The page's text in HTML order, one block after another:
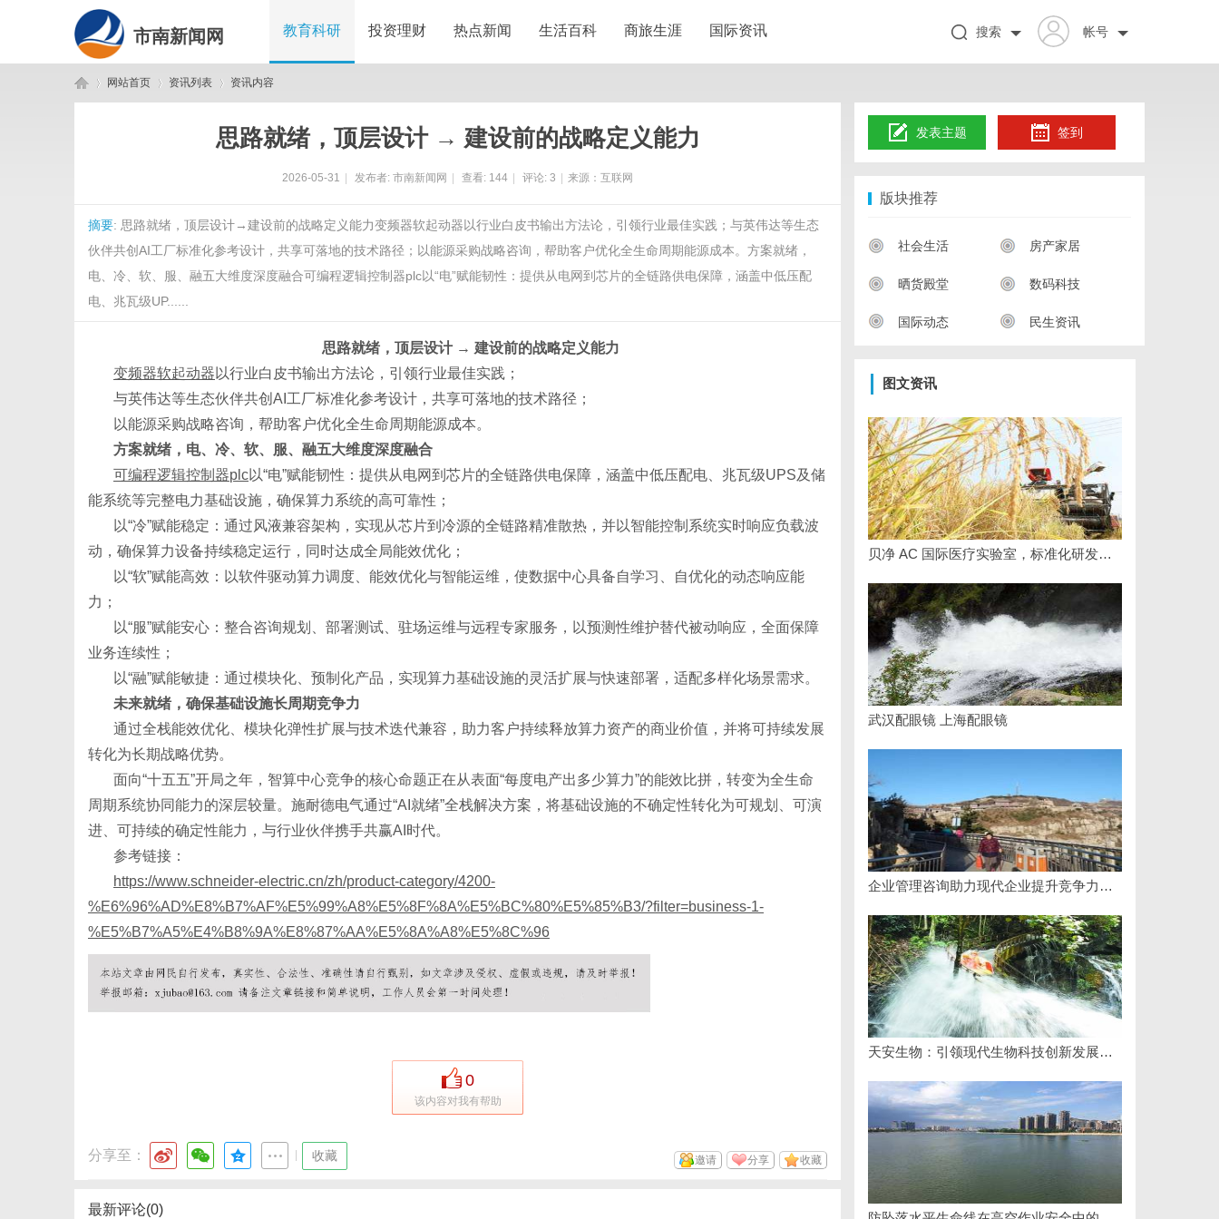
市南新闻网 教育科研 投资理财 热点新闻 生活百科 商旅生涯 国际资讯 帐号
搜索
网站首页 资讯列表 资讯内容
思路就绪，顶层设计 → 建设前的战略定义能力
2026-05-31 发布者: 市南新闻网 查看: 144 评论: 3 来源：互联网
摘要: 思路就绪，顶层设计→建设前的战略定义能力变频器软起动器以行业白皮书输出方法论，引领行业最佳实践；与英伟达等生态
伙伴共创AI工厂标准化参考设计，共享可落地的技术路径；以能源采购战略咨询，帮助客户优化全生命周期能源成本。方案就绪，
电、冷、软、服、融五大维度深度融合可编程逻辑控制器plc以“电”赋能韧性：提供从电网到芯片的全链路供电保障，涵盖中低压配
电、兆瓦级UP......
思路就绪，顶层设计 → 建设前的战略定义能力
变频器软起动器 以行业白皮书输出方法论，引领行业最佳实践；
与英伟达等生态伙伴共创 AI工厂标准化参考设计，共享可落地的技术路径；
以能源采购战略咨询，帮助客户优化全生命周期能源成本。
方案就绪，电、冷、软、服、融五大维度深度融合
可编程逻辑控制器plc以“电”赋能韧性：提供从电网到芯片的全链路供电保障，涵盖中低压配电、兆瓦级UPS及储
能系统等完整电力基础设施，确保算力系统的高可靠性；
以“冷”赋能稳定：通过风液兼容架构，实现从芯片到冷源的全链路精准散热，并以智能控制系统实时响应负载波
动，确保算力设备持续稳定运行，同时达成全局能效优化；
以“软”赋能高效：以软件驱动算力调度、能效优化与智能运维，使数据中心具备自学习、自优化的动态响应能
力；
以“服”赋能安心：整合咨询规划、部署测试、驻场运维与远程专家服务，以预测性维护替代被动响应，全面保障
业务连续性；
以“融”赋能敏捷：通过模块化、预制化产品，实现算力基础设施的灵活扩展与快速部署，适配多样化场景需求。
未来就绪，确保基础设施长周期竞争力
通过全栈能效优化、模块化弹性扩展与技术迭代兼容，助力客户持续释放算力资产的商业价值，并将可持续发展
转化为长期战略优势。
面向“十五五”开局之年，智算中心竞争的核心命题正在从表面“每度电产出多少算力”的能效比拼，转变为全生命
周期系统协同能力的深层较量。施耐德电气通过“AI就绪”全栈解决方案，将基础设施的不确定性转化为可规划、可演
进、可持续的确定性能力，与行业伙伴携手共赢AI时代。
参考链接：
https://www.schneider-electric.cn/zh/product-category/4200-
%E6%96%AD%E8%B7%AF%E5%99%A8%E5%8F%8A%E5%BC%80%E5%85%B3/?filter=business-1-
%E5%B7%A5%E4%B8%9A%E8%87%AA%E5%8A%A8%E5%8C%96
0
该内容对我有帮助
分享至： 收藏 收藏
分享
邀请
最新评论(0)
发表主题 签到
版块推荐
社会生活 房产家居
晒货殿堂 数码科技
国际动态 民生资讯
图文资讯
贝净 AC 国际医疗实验室，标准化研发体系全解析
武汉配眼镜 上海配眼镜
企业管理咨询助力现代企业提升竞争力的实践与策略
天安生物：引领现代生物科技创新发展的先锋企业